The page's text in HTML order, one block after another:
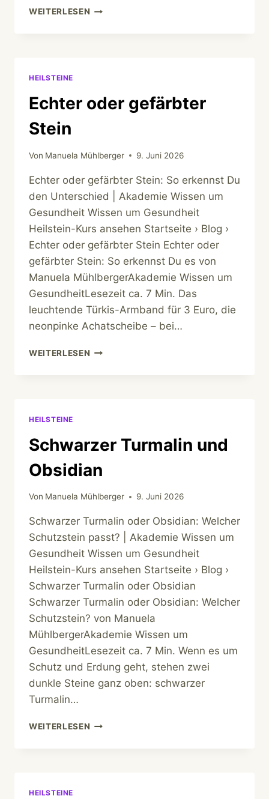
WEITERLESEN CITRIN
HEILSTEINE
Echter oder gefärbter
Stein
Von Manuela Mühlberger 9. Juni 2026
Echter oder gefärbter Stein: So erkennst Du
den Unterschied | Akademie Wissen um
Gesundheit Wissen um Gesundheit
Heilstein-Kurs ansehen Startseite › Blog ›
Echter oder gefärbter Stein Echter oder
gefärbter Stein: So erkennst Du es von
Manuela MühlbergerAkademie Wissen um
GesundheitLesezeit ca. 7 Min. Das
leuchtende Türkis-Armband für 3 Euro, die
neonpinke Achatscheibe – bei…
WEITERLESEN ECHTER
HEILSTEINE
Schwarzer Turmalin und
Obsidian
Von Manuela Mühlberger 9. Juni 2026
Schwarzer Turmalin oder Obsidian: Welcher
Schutzstein passt? | Akademie Wissen um
Gesundheit Wissen um Gesundheit
Heilstein-Kurs ansehen Startseite › Blog ›
Schwarzer Turmalin oder Obsidian
Schwarzer Turmalin oder Obsidian: Welcher
Schutzstein? von Manuela
MühlbergerAkademie Wissen um
GesundheitLesezeit ca. 7 Min. Wenn es um
Schutz und Erdung geht, stehen zwei
dunkle Steine ganz oben: schwarzer
Turmalin…
WEITERLESEN SCHWARZER
HEILSTEINE